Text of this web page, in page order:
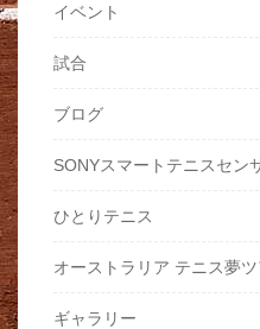
イベント
試合
ブログ
SONYスマートテニスセン
ひとりテニス
オーストラリア テニス夢
ギャラリー